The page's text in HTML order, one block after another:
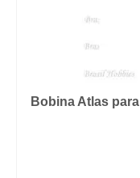
Bobina Atlas